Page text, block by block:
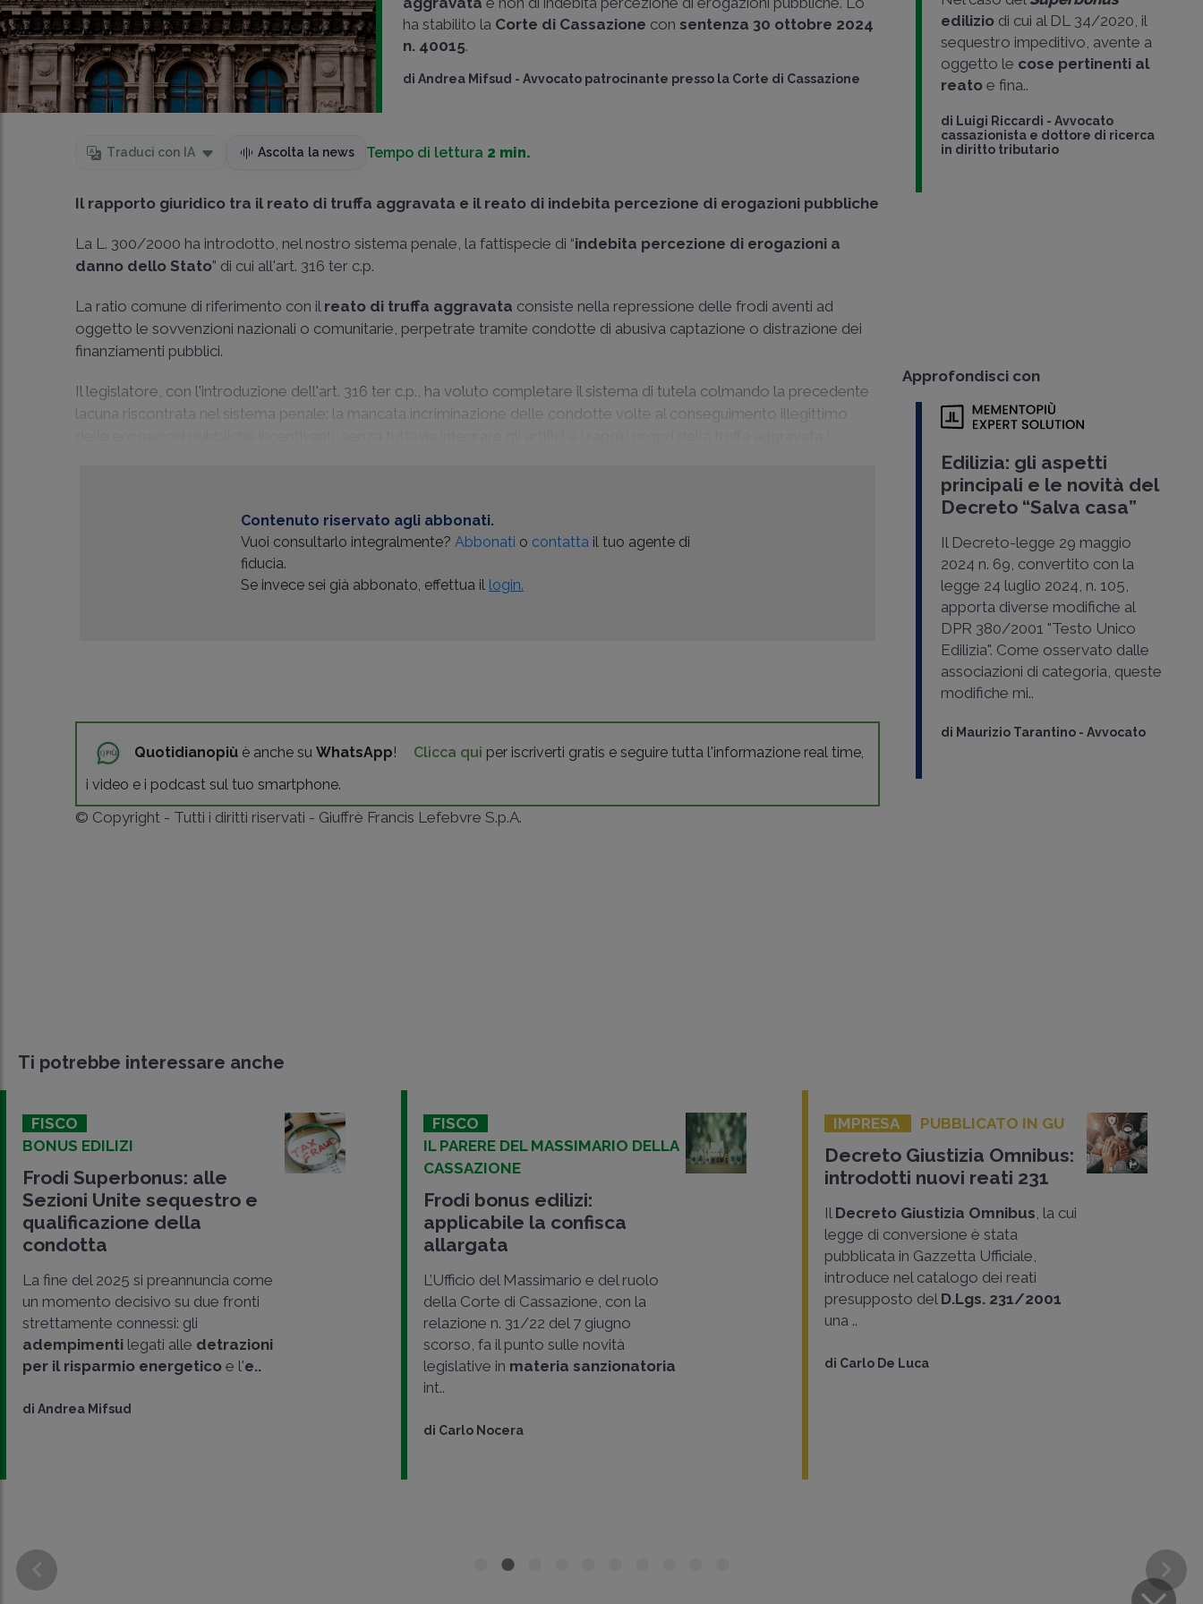
ha stabilito la Corte di Cassazione con sentenza 30 ottobre 2024
n. 40015.
diAndrea Mifsud -Avvocato patrocinante presso la Corte di Cassazione
Traduci con IA Ascolta la news Tempo di lettura 2 min.
Il rapporto giuridico tra il reato di truffa aggravata e il reato di indebita percezione di erogazioni pubbliche
La L. 300/2000 ha introdotto, nel nostro sistema penale, la fattispecie di “indebita percezione di erogazioni a
danno dello Stato” di cui all'art. 316 ter c.p.
La ratio comune di riferimento con il reato di truffa aggravata consiste nella repressione delle frodi aventi ad
oggetto le sovvenzioni nazionali o comunitarie, perpetrate tramite condotte di abusiva captazione o distrazione dei
finanziamenti pubblici.
Il legislatore, con l'introduzione dell'art. 316 ter c.p., ha voluto completare il sistema di tutela colmando la precedente
lacuna riscontrata nel sistema penale: la mancata incriminazione delle condotte volte al conseguimento illegittimo
Contenuto riservato agli abbonati.
Vuoi consultarlo integralmente?Abbonati o contatta il tuo agente di
fiducia.
Se invece sei già abbonato, effettua il login.
Quotidianopiù è anche suWhatsApp! Clicca qui per iscriverti gratis e seguire tutta l'informazione real time,
i video e i podcast sul tuo smartphone.
© Copyright - Tutti i diritti riservati - Giuffrè Francis Lefebvre S.p.A.
edilizio di cui al DL 34/2020, il
sequestro impeditivo, avente a
oggetto le cose pertinenti al
reatoe fina..
di Luigi Riccardi - Avvocato
cassazionista e dottore di ricerca
in diritto tributario
Approfondisci con
Edilizia: gli aspetti
principali e le novità del
Decreto “Salva casa”
Il Decreto-legge 29 maggio
2024 n. 69, convertito con la
legge 24 luglio 2024, n. 105,
apporta diverse modifiche al
DPR 380/2001 "Testo Unico
Edilizia". Come osservato dalle
associazioni di categoria, queste
modifiche mi..
di Maurizio Tarantino - Avvocato
Ti potrebbe interessare anche
FISCO
BONUS EDILIZI
Frodi Superbonus: alle
Sezioni Unite sequestro e
qualificazione della
condotta
La fine del 2025 si preannuncia come
un momento decisivo su due fronti
strettamente connessi: gli
adempimenti legati alle detrazioni
per il risparmio energetico e l'e..
di Andrea Mifsud
FISCO
IL PARERE DEL MASSIMARIO DELLA
CASSAZIONE
Frodi bonus edilizi:
applicabile la confisca
allargata
L’Ufficio del Massimario e del ruolo
della Corte di Cassazione, con la
relazione n. 31/22 del 7 giugno
scorso, fa il punto sulle novità
legislative in materia sanzionatoria
int..
di Carlo Nocera
IMPRESA PUBBLICATO IN GU
Decreto Giustizia Omnibus:
introdotti nuovi reati 231
Il Decreto Giustizia Omnibus, la cui
legge di conversione è stata
pubblicata in Gazzetta Ufficiale,
introduce nel catalogo dei reati
presupposto del D.Lgs. 231/2001
una ..
di Carlo De Luca